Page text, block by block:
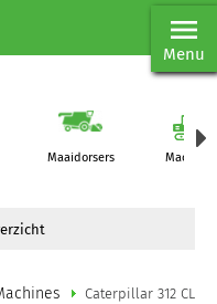
Menu
Maaidorsers Machines
Caterpillar 312 CL